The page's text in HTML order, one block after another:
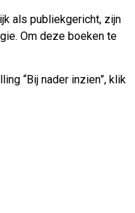
als publiekgericht, zijn
Om deze boeken te
“Bij nader inzien”, klik